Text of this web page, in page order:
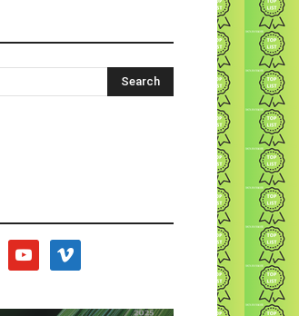
youtube vimeo